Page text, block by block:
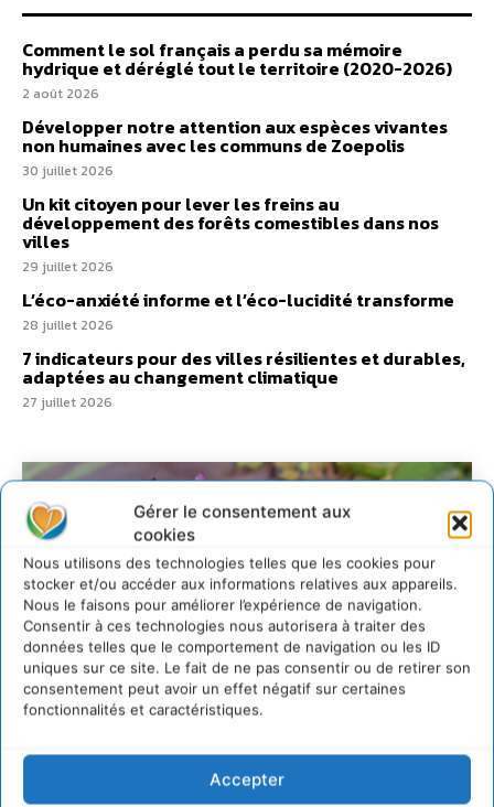
Gérer le consentement aux
cookies
Nous utilisons des technologies telles que les cookies pour
stocker et/ou accéder aux informations relatives aux appareils.
Nous le faisons pour améliorer l’expérience de navigation.
Consentir à ces technologies nous autorisera à traiter des
données telles que le comportement de navigation ou les ID
uniques sur ce site. Le fait de ne pas consentir ou de retirer son
consentement peut avoir un effet négatif sur certaines
fonctionnalités et caractéristiques.
Accepter
Comment le sol français a perdu sa mémoire
hydrique et déréglé tout le territoire (2020-2026)
2 août 2026
Développer notre attention aux espèces vivantes
non humaines avec les communs de Zoepolis
30 juillet 2026
Un kit citoyen pour lever les freins au
développement des forêts comestibles dans nos
villes
29 juillet 2026
L’éco-anxiété informe et l’éco-lucidité transforme
28 juillet 2026
7 indicateurs pour des villes résilientes et durables,
adaptées au changement climatique
27 juillet 2026